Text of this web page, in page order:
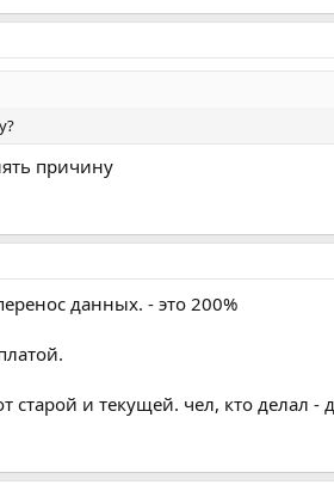
причину
данных. - это 200%
старой и текущей. чел, кто делал -